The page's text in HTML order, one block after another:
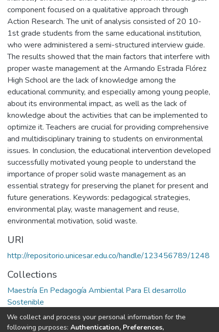
component focused on a qualitative approach through
Action Research. The unit of analysis consisted of 20 10-
1st grade students from the same educational institution,
who were administered a semi-structured interview guide.
The results showed that the main factors that interfere with
proper waste management at the Armando Estrada Flórez
High School are the lack of knowledge among the
educational community, and especially among young people,
about its environmental impact, as well as the lack of
knowledge about the activities that can be implemented to
optimize it. Teachers are crucial for providing comprehensive
and multidisciplinary training to students on environmental
issues. In conclusion, the educational intervention developed
successfully motivated young people to understand the
importance of proper solid waste management as an
essential strategy for preserving the planet for present and
future generations. Keywords: pedagogical strategies,
environmental play, waste management and reuse,
environmental motivation, solid waste.
URI
http://repositorio.unicesar.edu.co/handle/123456789/1248
Collections
Maestría En Pedagogía Ambiental Para El desarrollo
Sostenible
Full item page
We collect and process your personal information for the
following purposes: Authentication, Preferences,